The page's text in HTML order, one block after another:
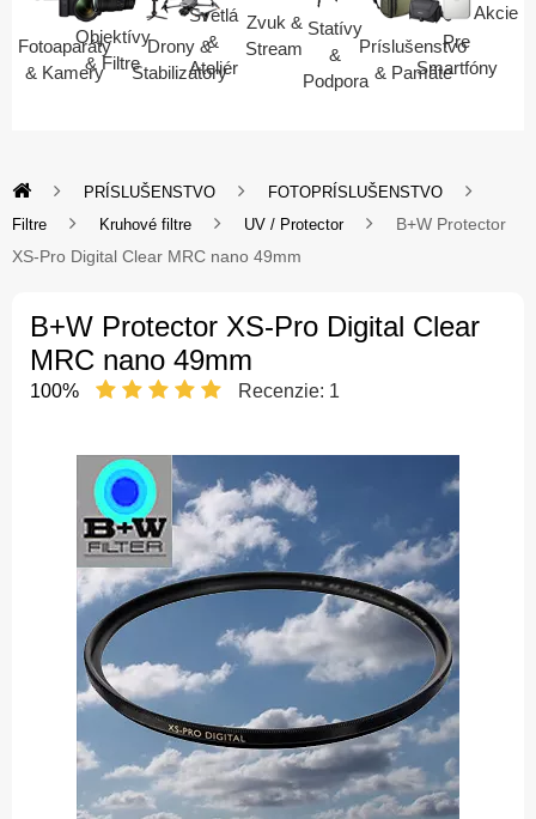
Fotoaparáty
& Kamery
Objektívy
& Filtre
Drony &
Stabilizátory
Svetlá
&
Ateliér
Zvuk &
Stream
Statívy
&
Podpora
Príslušenstvo
& Pamäte
Pre
Smartfóny
Akcie
PRÍSLUŠENSTVO
FOTOPRÍSLUŠENSTVO
Filtre
Kruhové filtre UV / Protector
B+W Protector
XS-Pro Digital Clear MRC nano 49mm
B+W Protector XS-Pro Digital Clear
MRC nano 49mm
100% Recenzie: 1